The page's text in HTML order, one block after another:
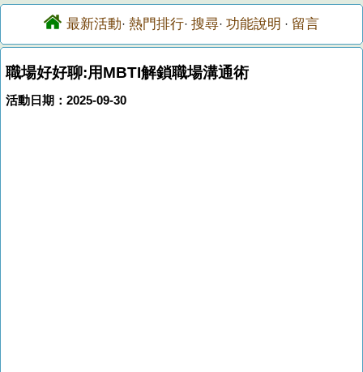
最新活動· 熱門排行· 搜尋· 功能說明 · 留言
職場好好聊:用MBTI解鎖職場溝通術
活動日期：2025-09-30